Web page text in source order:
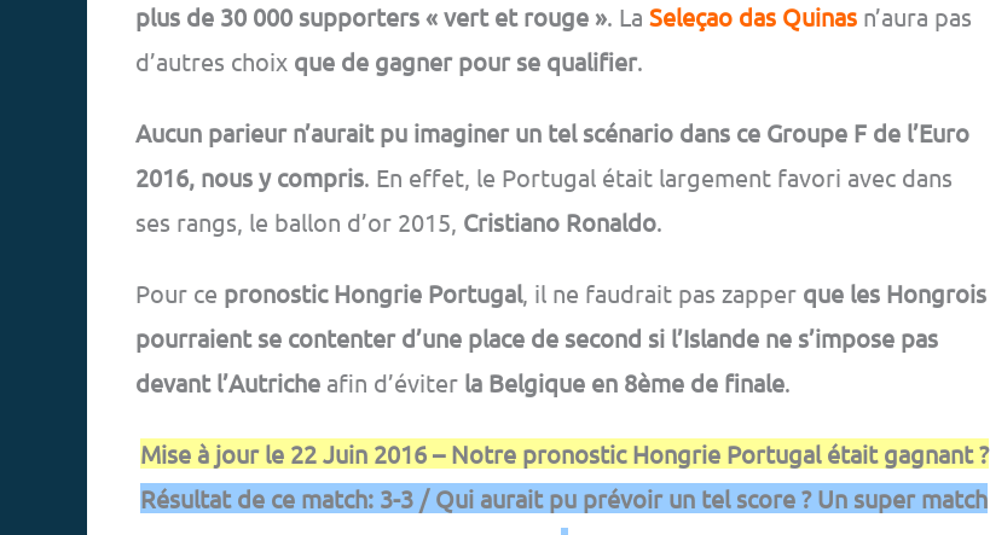
plus de 30 000 supporters « vert et rouge ». La Seleçao das Quinas n’aura pas
d’autres choix que de gagner pour se qualifier.
Aucun parieur n’aurait pu imaginer un tel scénario dans ce Groupe F de l’Euro
2016, nous y compris. En effet, le Portugal était largement favori avec dans
ses rangs, le ballon d’or 2015, Cristiano Ronaldo.
Pour ce pronostic Hongrie Portugal, il ne faudrait pas zapper que les Hongrois
pourraient se contenter d’une place de second si l’Islande ne s’impose pas
devant l’Autriche afin d’éviter la Belgique en 8ème de finale.
Mise à jour le 22 Juin 2016 – Notre pronostic Hongrie Portugal était gagnant ?
Résultat de ce match: 3-3 / Qui aurait pu prévoir un tel score ? Un super match